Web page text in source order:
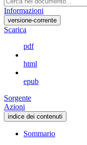
Informazioni
versione-corrente
Scarica
pdf
html
epub
Sorgente
Azioni
indice dei contenuti
Sommario